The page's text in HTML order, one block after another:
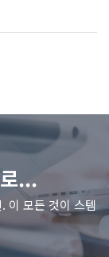
...
이 모든 것이 스템